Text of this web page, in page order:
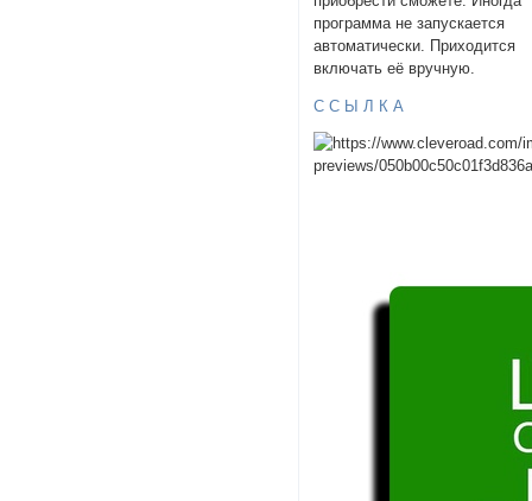
программа не запускается
автоматически. Приходится
включать её вручную.
С С Ы Л К А